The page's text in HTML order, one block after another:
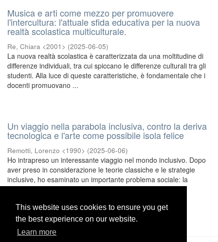
This website uses cookies to ensure you get
the best experience on our website.
Learn more
This website uses cookies to ensure you get
the best experience on our website.
Learn more
Musica e arti come mezzo per promuovere
l'intercultura: l'attuale sfida educativa per la nuova
realtà scolastica multiculturale.
Re, Chiara <2001> (2025-06-05)
La nuova realtà scolastica è caratterizzata da una moltitudine di
differenze individuali, tra cui spiccano le differenze culturali tra gli
studenti. Alla luce di queste caratteristiche, è fondamentale che i
docenti promuovano ...
Un viaggio nella parabola inclusiva, contro la deriva
tecnologica e l'arte come possibile isola felice
Remotti, Lorenzo <1990> (2025-06-06)
Ho intrapreso un interessante viaggio nel mondo inclusivo. Dopo
aver preso in considerazione le teorie classiche e le strategie
inclusive, ho esaminato un importante problema sociale: la
dipendenza dalla tecnologia. Nella ...
1 . . . 7